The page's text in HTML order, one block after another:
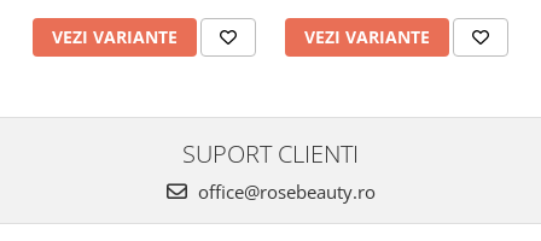
VEZI VARIANTE VEZI VARIANTE
SUPORT CLIENTI
office@rosebeauty.ro